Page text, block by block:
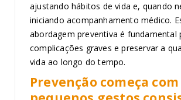
ajustando hábitos de vida e, quando
iniciando acompanhamento médico.
abordagem preventiva é fundamental
complicações graves e preservar a
vida ao longo do tempo.
Prevenção começa com